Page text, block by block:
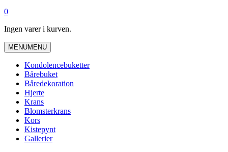
0
Ingen varer i kurven.
MENUMENU
Kondolencebuketter
Bårebuket
Båredekoration
Hjerte
Krans
Blomsterkrans
Kors
Kistepynt
Gallerier